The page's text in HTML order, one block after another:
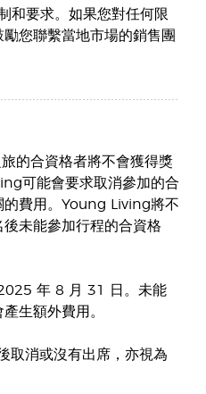
和要求。如果您對任何限
您聯繫當地市場的銷售團
的合資格者將不會獲得獎
可能會要求取消參加的合
的費用。Young Living將不
未能參加行程的合資格
年 8 月 31 日。未能
生額外費用。
取消或沒有出席，亦視為